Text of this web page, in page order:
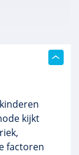
kijkt
factoren